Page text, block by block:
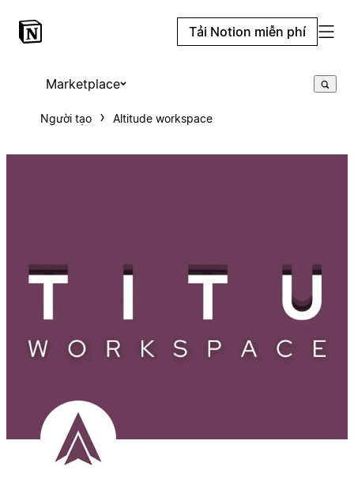
Tải Notion miễn phí
Marketplace
Người tạo Altitude workspace